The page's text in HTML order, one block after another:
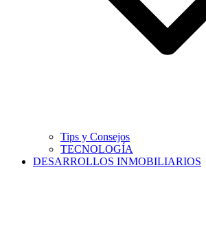
Tips y Consejos
TECNOLOGÍA
DESARROLLOS INMOBILIARIOS